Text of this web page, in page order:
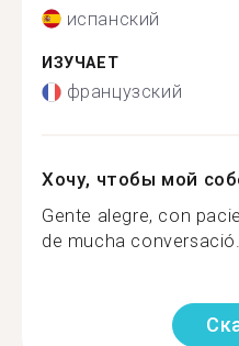
испанский
ИЗУЧАЕТ
французский
Хочу, чтобы мой
Gente alegre, con
de mucha